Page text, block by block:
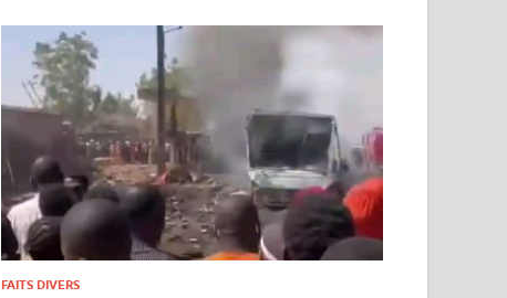
FAITS DIVERS